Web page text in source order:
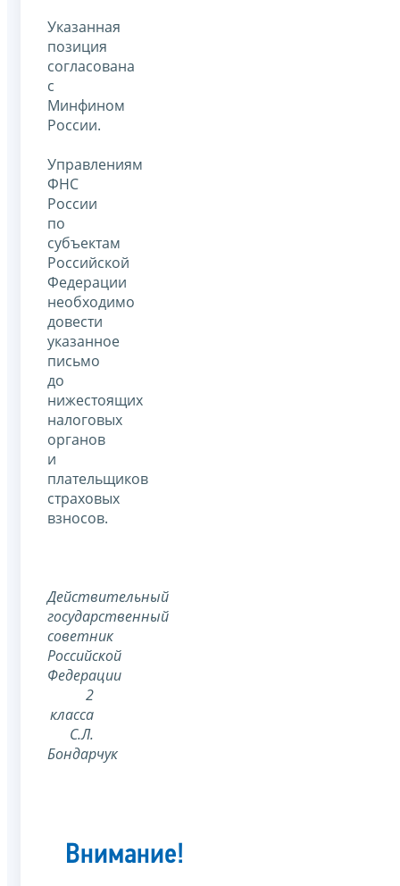
Указанная
позиция
согласована
с
Минфином
России.
Управлениям
ФНС
России
по
субъектам
Российской
Федерации
необходимо
довести
указанное
письмо
до
нижестоящих
налоговых
органов
и
плательщиков
страховых
взносов.
Действительный
государственный
советник
Российской
Федерации
2
класса
С.Л.
Бондарчук
Внимание!